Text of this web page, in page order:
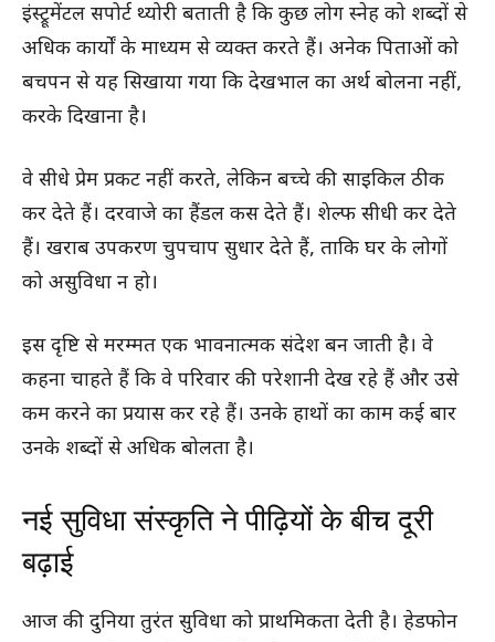
इंस्ट्रूमेंटल सपोर्ट थ्योरी बताती है कि कुछ लोग स्नेह को शब्दों से
अधिक कार्यों के माध्यम से व्यक्त करते हैं। अनेक पिताओं को
बचपन से यह सिखाया गया कि देखभाल का अर्थ बोलना नहीं,
करके दिखाना है।
वे सीधे प्रेम प्रकट नहीं करते, लेकिन बच्चे की साइकिल ठीक
कर देते हैं। दरवाजे का हैंडल कस देते हैं। शेल्फ सीधी कर देते
हैं। खराब उपकरण चुपचाप सुधार देते हैं, ताकि घर के लोगों
को असुविधा न हो।
इस दृष्टि से मरम्मत एक भावनात्मक संदेश बन जाती है। वे
कहना चाहते हैं कि वे परिवार की परेशानी देख रहे हैं और उसे
कम करने का प्रयास कर रहे हैं। उनके हाथों का काम कई बार
उनके शब्दों से अधिक बोलता है।
नई सुविधा संस्कृति ने पीढ़ियों के बीच दूरी
बढ़ाई
आज की दुनिया तुरंत सुविधा को प्राथमिकता देती है। हेडफोन